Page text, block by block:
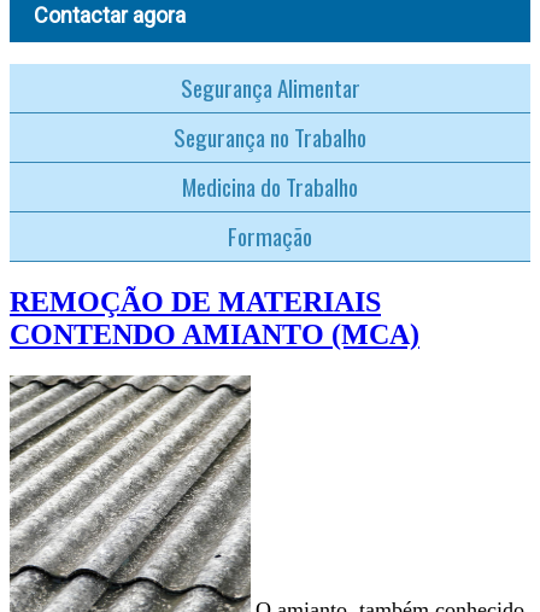
Contactar agora
Segurança Alimentar
Segurança no Trabalho
Medicina do Trabalho
Formação
REMOÇÃO DE MATERIAIS
CONTENDO AMIANTO (MCA)